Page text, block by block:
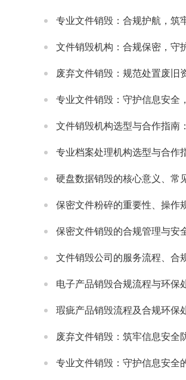
专业文件销毁：合规护航，筑牢信息安全
文件销毁机构：合规保密，守护各类文件安全
废弃文件销毁：规范处置废旧资料，筑牢信息
专业文件销毁：守护信息安全，规范处理各类
文件销毁机构选型与合作指南：守护文件安全与合规处置
专业档案处理机构选型与合作指南：守护档案安全与合规
硬盘数据销毁的核心意义、常见方式及安全
保密文件粉碎的重要性、操作规范及适配
保密文件销毁的合规管理与安全处置全
文件销毁公司的服务流程、合规标准及合作
电子产品销毁合规流程与环保
瑕疵产品销毁流程及合规环保
废弃文件销毁：筑牢信息安全防线的
专业文件销毁：守护信息安全的合规